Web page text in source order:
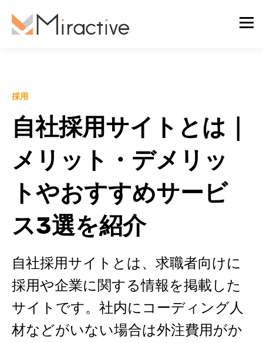
採用
自社採用サイトとは｜
メリット・デメリッ
トやおすすめサービ
ス3選を紹介
自社採用サイトとは、求職者向けに
採用や企業に関する情報を掲載した
サイトです。社内にコーディング人
材などがいない場合は外注費用がか